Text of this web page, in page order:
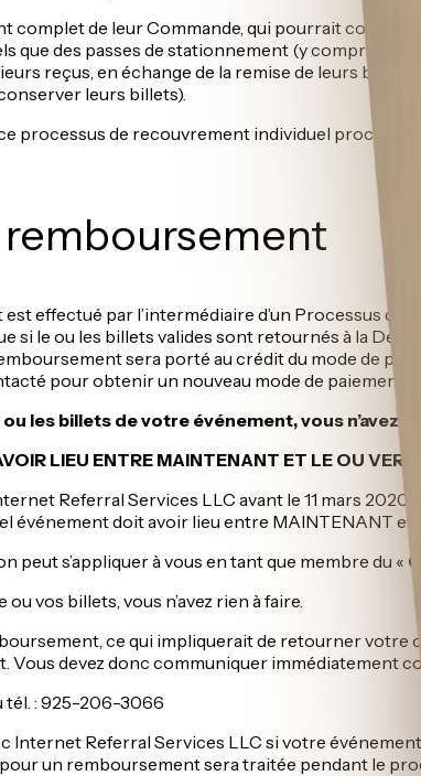
complet de leur Commande, qui pourrait
que des passes de stationnement (y compris le
reçus, en échange de la remise de leurs billets
leurs billets).
processus de recouvrement individuel procure
remboursement
effectué par l’intermédiaire d’un Processus de
si le ou les billets valides sont retournés à la
sera porté au crédit du mode de
pour obtenir un nouveau mode de paiement
les billets de votre événement, vous n’avez
LIEU ENTRE MAINTENANT ET LE OU VERS
Referral Services LLC avant le 11 mars
événement doit avoir lieu entre MAINTENANT et
peut s’appliquer à vous en tant que membre du «
vos billets, vous n’avez rien à faire.
ce qui impliquerait de retourner
Vous devez donc communiquer immédiatement
tél. : 925-206-3066
Internet Referral Services LLC si votre
un remboursement sera traitée pendant le